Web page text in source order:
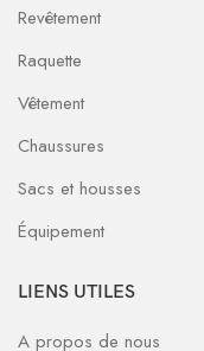
Revêtement
Raquette
Vêtement
Chaussures
Sacs et housses
Équipement
LIENS UTILES
A propos de nous